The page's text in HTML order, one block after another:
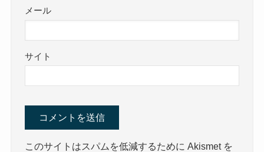
メール
サイト
このサイトはスパムを低減するために Akismet を